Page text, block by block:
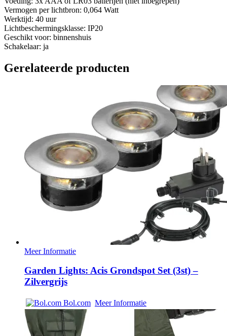
Vermogen per lichtbron: 0,064 Watt
Werktijd: 40 uur
Lichtbeschermingsklasse: IP20
Geschikt voor: binnenshuis
Schakelaar: ja
Gerelateerde producten
Meer Informatie
Garden Lights: Acis Grondspot Set (3st) –
Zilvergrijs
Bol.com Meer Informatie